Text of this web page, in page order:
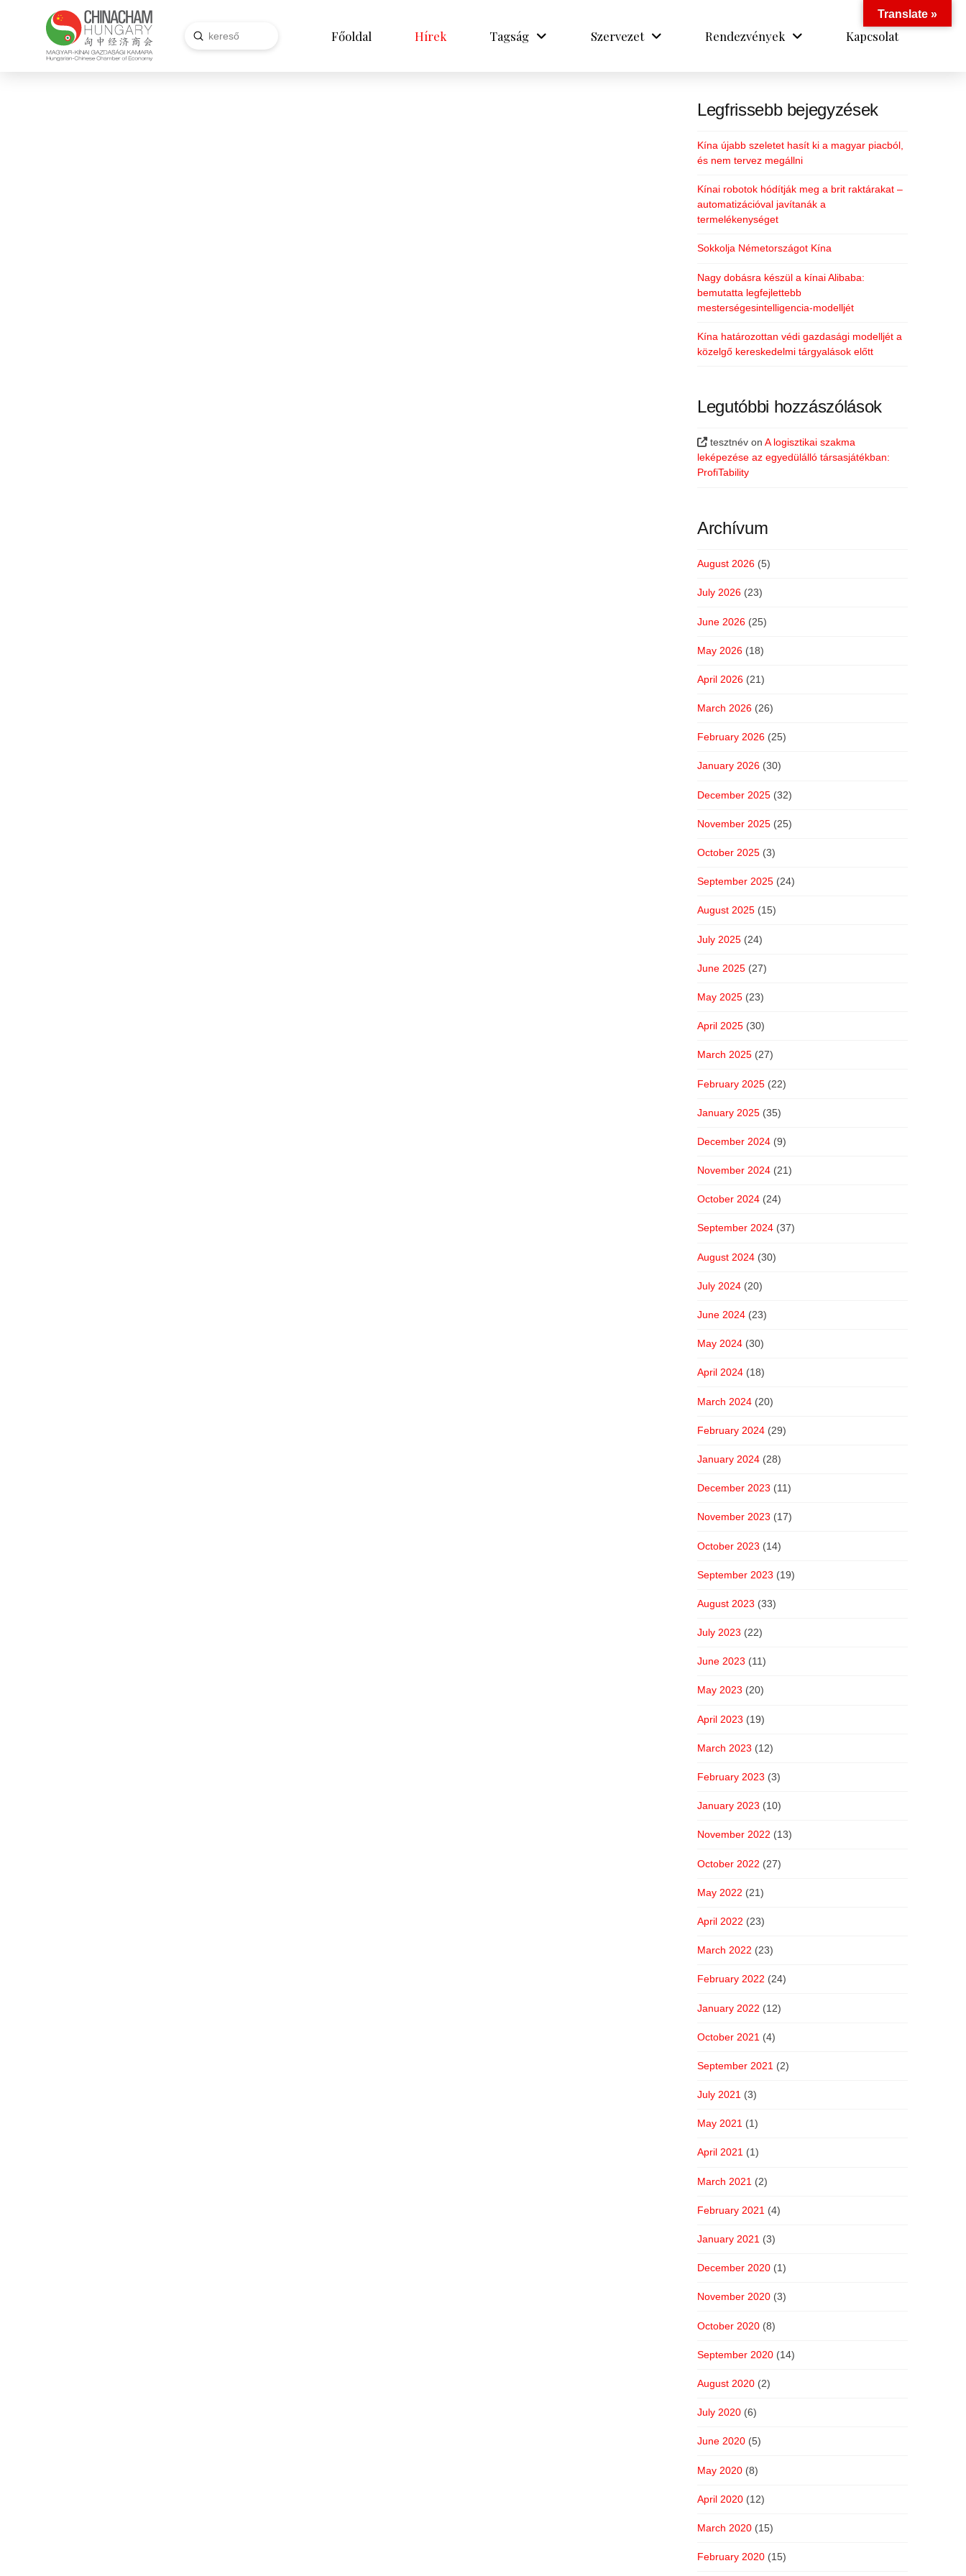
Search
Submit Főoldal Hírek Tagság Szervezet Rendezvények Kapcsolat
Legfrissebb bejegyzések
Kína újabb szeletet hasít ki a magyar piacból,
és nem tervez megállni
Kínai robotok hódítják meg a brit raktárakat –
automatizációval javítanák a
termelékenységet
Sokkolja Németországot Kína
Nagy dobásra készül a kínai Alibaba:
bemutatta legfejlettebb
mesterségesintelligencia-modelljét
Kína határozottan védi gazdasági modelljét a
közelgő kereskedelmi tárgyalások előtt
Legutóbbi hozzászólások
tesztnév onA logisztikai szakma
leképezése az egyedülálló társasjátékban:
ProfiTability
Archívum
August 2026 (5)
July 2026 (23)
June 2026 (25)
May 2026 (18)
April 2026 (21)
March 2026 (26)
February 2026 (25)
January 2026 (30)
December 2025 (32)
November 2025 (25)
October 2025 (3)
September 2025 (24)
August 2025 (15)
July 2025 (24)
June 2025 (27)
May 2025 (23)
April 2025 (30)
March 2025 (27)
February 2025 (22)
January 2025 (35)
December 2024 (9)
November 2024 (21)
October 2024 (24)
September 2024 (37)
August 2024 (30)
July 2024 (20)
June 2024 (23)
May 2024 (30)
April 2024 (18)
March 2024 (20)
February 2024 (29)
January 2024 (28)
December 2023 (11)
November 2023 (17)
October 2023 (14)
September 2023 (19)
August 2023 (33)
July 2023 (22)
June 2023 (11)
May 2023 (20)
April 2023 (19)
March 2023 (12)
February 2023 (3)
January 2023 (10)
November 2022 (13)
October 2022 (27)
May 2022 (21)
April 2022 (23)
March 2022 (23)
February 2022 (24)
January 2022 (12)
October 2021 (4)
September 2021 (2)
July 2021 (3)
May 2021 (1)
April 2021 (1)
March 2021 (2)
February 2021 (4)
January 2021 (3)
December 2020 (1)
November 2020 (3)
October 2020 (8)
September 2020 (14)
August 2020 (2)
July 2020 (6)
June 2020 (5)
May 2020 (8)
April 2020 (12)
March 2020 (15)
February 2020 (15)
Translate »